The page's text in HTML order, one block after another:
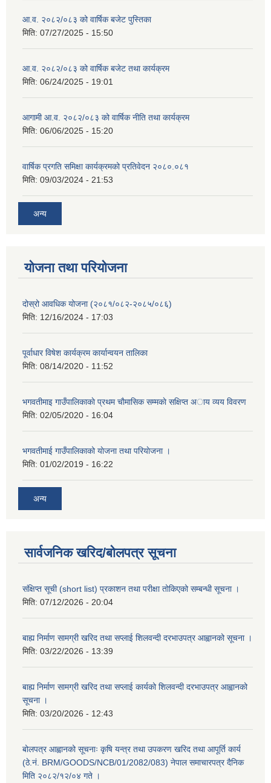
आ.व. २०८२/०८३ को वार्षिक बजेट पुस्तिका
मिति: 07/27/2025 - 15:50
आ.व. २०८२/०८३ को वार्षिक बजेट तथा कार्यक्रम
मिति: 06/24/2025 - 19:01
आगामी आ.व. २०८२/०८३ को वार्षिक नीति तथा कार्यक्रम
मिति: 06/06/2025 - 15:20
वार्षिक प्रगति समिक्षा कार्यक्रमको प्रतिवेदन २०८०.०८१
मिति: 09/03/2024 - 21:53
अन्य
योजना तथा परियोजना
दोस्रो आवधिक योजना (२०८१/०८२-२०८५/०८६)
मिति: 12/16/2024 - 17:03
पूर्वाधार विषेश कार्यक्रम कार्यान्वयन तालिका
मिति: 08/14/2020 - 11:52
भगवतीमाइ गाउँपालिकाकाे प्रथम चाैमासिक सम्मकाे सक्षिप्त अाय व्यय विवरण
मिति: 02/05/2020 - 16:04
भगवतीमाई गाउँपालिकाको याेजना तथा परियाेजना ।
मिति: 01/02/2019 - 16:22
अन्य
सार्वजनिक खरिद/बोलपत्र सूचना
संक्षिप्त सूची (short list) प्रकाशन तथा परीक्षा तोकिएको सम्बन्धी सूचना ।
मिति: 07/12/2026 - 20:04
बाह्य निर्माण सामग्री खरिद तथा सप्लाई शिलवन्दी दरभाउपत्र आह्वानको सूचना ।
मिति: 03/22/2026 - 13:39
बाह्य निर्माण सामग्री खरिद तथा सप्लाई कार्यको शिलवन्दी दरभाउपत्र आह्वानको
सूचना ।
मिति: 03/20/2026 - 12:43
बोलपत्र आह्वानको सूचनाः कृषि यन्त्र तथा उपकरण खरिद तथा आपूर्ति कार्य
(ठे.नं. BRM/GOODS/NCB/01/2082/083) नेपाल समाचारपत्र दैनिक
मिति २०८२/१२/०४ गते ।